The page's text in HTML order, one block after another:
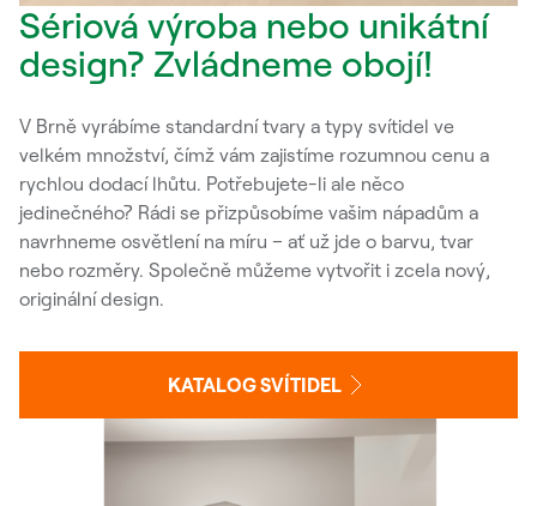
Sériová výroba nebo unikátní
design? Zvládneme obojí!
V Brně vyrábíme standardní tvary a typy svítidel ve
velkém množství, čímž vám zajistíme rozumnou cenu a
rychlou dodací lhůtu. Potřebujete-li ale něco
jedinečného? Rádi se přizpůsobíme vašim nápadům a
navrhneme osvětlení na míru – ať už jde o barvu, tvar
nebo rozměry. Společně můžeme vytvořit i zcela nový,
originální design.
KATALOG SVÍTIDEL